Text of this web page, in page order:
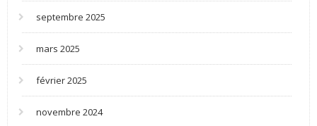
septembre 2025
mars 2025
février 2025
novembre 2024